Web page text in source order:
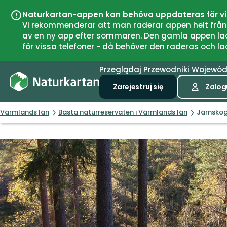
Naturkartan-appen kan behöva uppdateras för
Vi rekommenderar att man raderar appen helt
av en ny app efter sommaren. Den gamla
för vissa telefoner - då behöver den raderas och
Przeglądaj Przewodniki
Zarejestruj się
Värmlands län Bästa naturreservaten i Värmlands län